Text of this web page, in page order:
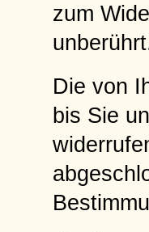
zum
Die von
bis Sie